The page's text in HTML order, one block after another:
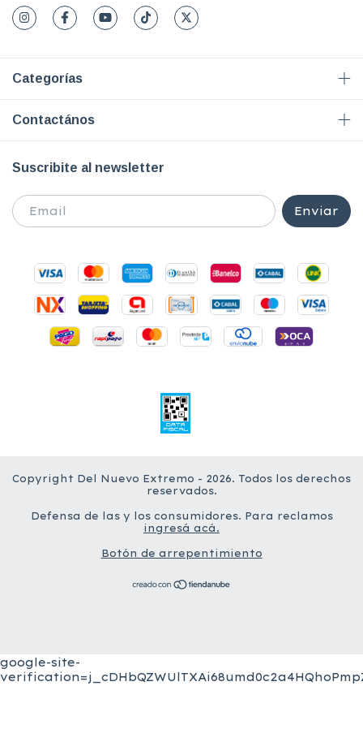
Categorías
Contactános
Suscribite al newsletter
Copyright Del Nuevo Extremo - 2026. Todos los derechos
reservados.
Defensa de las y los consumidores. Para reclamos
ingresá acá.
Botón de arrepentimiento
google-site-